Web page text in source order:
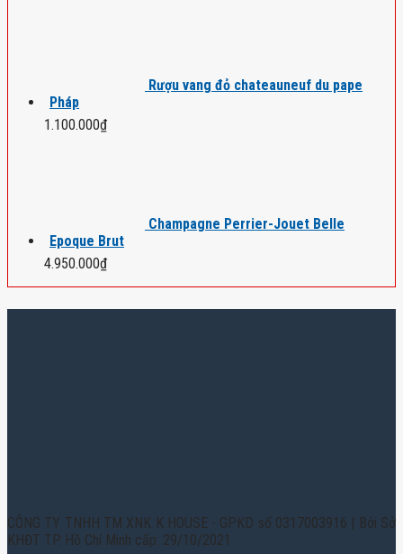
Rượu vang đỏ chateauneuf du pape
Pháp
1.100.000₫
Champagne Perrier-Jouet Belle
Epoque Brut
4.950.000₫
CÔNG TY TNHH TM XNK K HOUSE - GPKD số 0317003916 | Bởi Sở
KHĐT TP. Hồ Chí Minh cấp: 29/10/2021